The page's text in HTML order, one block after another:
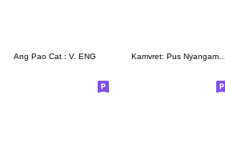
Ang Pao Cat : V. ENG